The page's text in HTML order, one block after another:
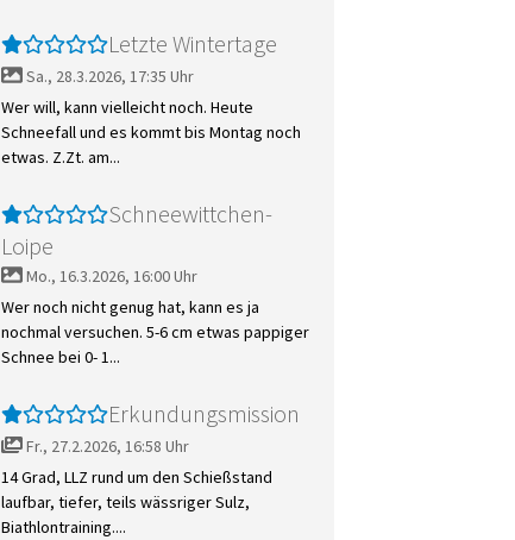
Letzte Wintertage
Sa., 28.3.2026, 17:35 Uhr
Wer will, kann vielleicht noch. Heute
Schneefall und es kommt bis Montag noch
etwas. Z.Zt. am...
Schneewittchen-
Loipe
Mo., 16.3.2026, 16:00 Uhr
Wer noch nicht genug hat, kann es ja
nochmal versuchen. 5-6 cm etwas pappiger
Schnee bei 0- 1...
Erkundungsmission
Fr., 27.2.2026, 16:58 Uhr
14 Grad, LLZ rund um den Schießstand
laufbar, tiefer, teils wässriger Sulz,
Biathlontraining....